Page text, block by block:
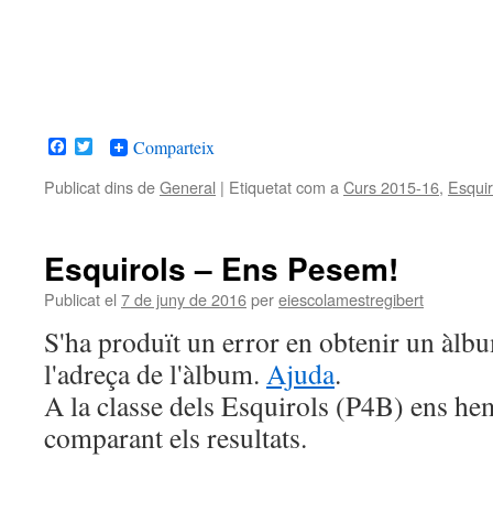
Facebook
TwitterComparteix
Publicat dins deGeneral | Etiquetat com a Curs 2015-16,
Esquirols – Ens Pesem!
Publicat el 7 de juny de 2016pereiescolamestregibert
S'ha produït un error en obtenir un
l'adreça de l'àlbum. Ajuda.
A la classe dels Esquirols (P4B) ens
comparant els resultats.